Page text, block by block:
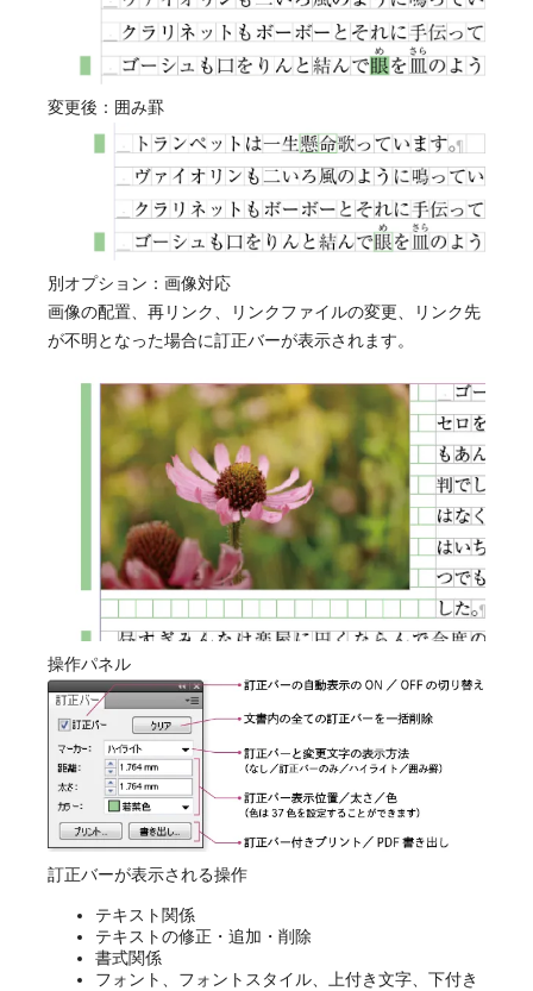
変更後：囲み罫
別オプション：画像対応
画像の配置、再リンク、リンクファイルの変更、リンク先
が不明となった場合に訂正バーが表示されます。
操作パネル
訂正バーが表示される操作
テキスト関係
テキストの修正・追加・削除
書式関係
フォント、フォントスタイル、上付き文字、下付き